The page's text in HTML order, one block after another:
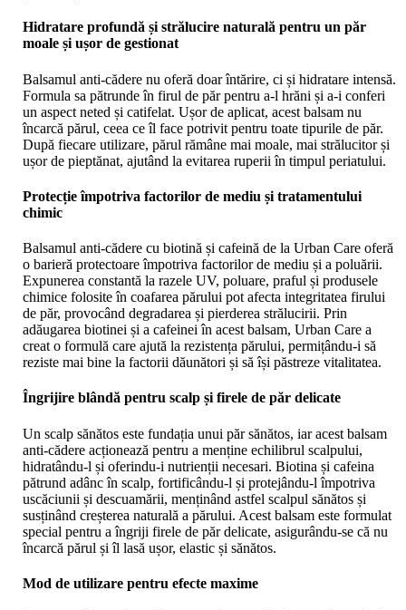
Hidratare profundă și strălucire naturală pentru un păr
moale și ușor de gestionat
Balsamul anti-cădere nu oferă doar întărire, ci și hidratare intensă.
Formula sa pătrunde în firul de păr pentru a-l hrăni și a-i conferi
un aspect neted și catifelat. Ușor de aplicat, acest balsam nu
încarcă părul, ceea ce îl face potrivit pentru toate tipurile de păr.
După fiecare utilizare, părul rămâne mai moale, mai strălucitor și
ușor de pieptănat, ajutând la evitarea ruperii în timpul periatului.
Protecție împotriva factorilor de mediu și tratamentului
chimic
Balsamul anti-cădere cu biotină și cafeină de la Urban Care oferă
o barieră protectoare împotriva factorilor de mediu și a poluării.
Expunerea constantă la razele UV, poluare, praful și produsele
chimice folosite în coafarea părului pot afecta integritatea firului
de păr, provocând degradarea și pierderea strălucirii. Prin
adăugarea biotinei și a cafeinei în acest balsam, Urban Care a
creat o formulă care ajută la rezistența părului, permițându-i să
reziste mai bine la factorii dăunători și să își păstreze vitalitatea.
Îngrijire blândă pentru scalp și firele de păr delicate
Un scalp sănătos este fundația unui păr sănătos, iar acest balsam
anti-cădere acționează pentru a menține echilibrul scalpului,
hidratându-l și oferindu-i nutrienții necesari. Biotina și cafeina
pătrund adânc în scalp, fortificându-l și protejându-l împotriva
uscăciunii și descuamării, menținând astfel scalpul sănătos și
susținând creșterea naturală a părului. Acest balsam este formulat
special pentru a îngriji firele de păr delicate, asigurându-se că nu
încarcă părul și îl lasă ușor, elastic și sănătos.
Mod de utilizare pentru efecte maxime